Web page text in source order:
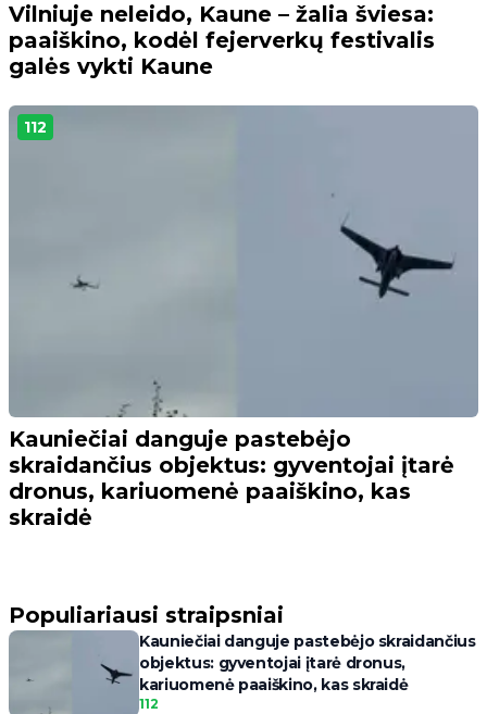
Vilniuje neleido, Kaune – žalia šviesa:
paaiškino, kodėl fejerverkų festivalis
galės vykti Kaune
112
Kauniečiai danguje pastebėjo
skraidančius objektus: gyventojai įtarė
dronus, kariuomenė paaiškino, kas
skraidė
Populiariausi straipsniai
Kauniečiai danguje pastebėjo skraidančius
objektus: gyventojai įtarė dronus,
kariuomenė paaiškino, kas skraidė
112